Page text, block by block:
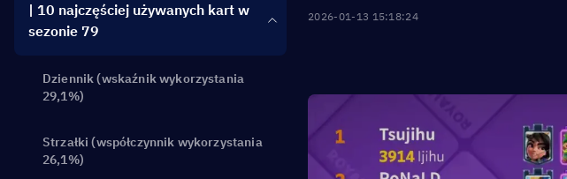
| 10 najczęściej używanych kart w
sezonie 79
Dziennik (wskaźnik wykorzystania
29,1%)
Strzałki (współczynnik wykorzystania
26,1%)
2026-01-13 15:18:24